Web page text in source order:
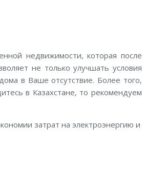
недвижимости, которая после
не только улучшать условия
в Ваше отсутствие. Более того,
в Казахстане, то рекомендуем
затрат на электроэнергию и